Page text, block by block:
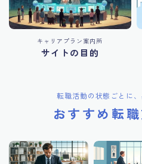
キャリアプラン案内所
サイトの目的
転職活動の状態ごとに
おすすめ転